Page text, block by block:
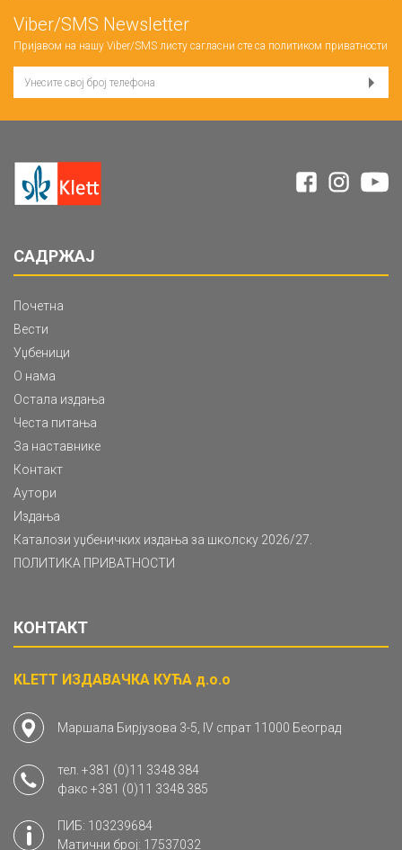
Viber/SMS Newsletter
Пријавом на нашу Viber/SMS листу сагласни сте са политиком приватности
САДРЖАЈ
Почетна
Вести
Уџбеници
О нама
Остала издања
Честа питања
За наставнике
Контакт
Аутори
Издања
Каталози уџбеничких издања за школску 2026/27.
ПОЛИТИКА ПРИВАТНОСТИ
КОНТАКТ
KLETT ИЗДАВАЧКА КУЋА д.о.о
Маршала Бирјузова 3-5, IV спрат 11000 Београд
тел. +381 (0)11 3348 384
факс +381 (0)11 3348 385
ПИБ: 103239684
Матични број: 17537032